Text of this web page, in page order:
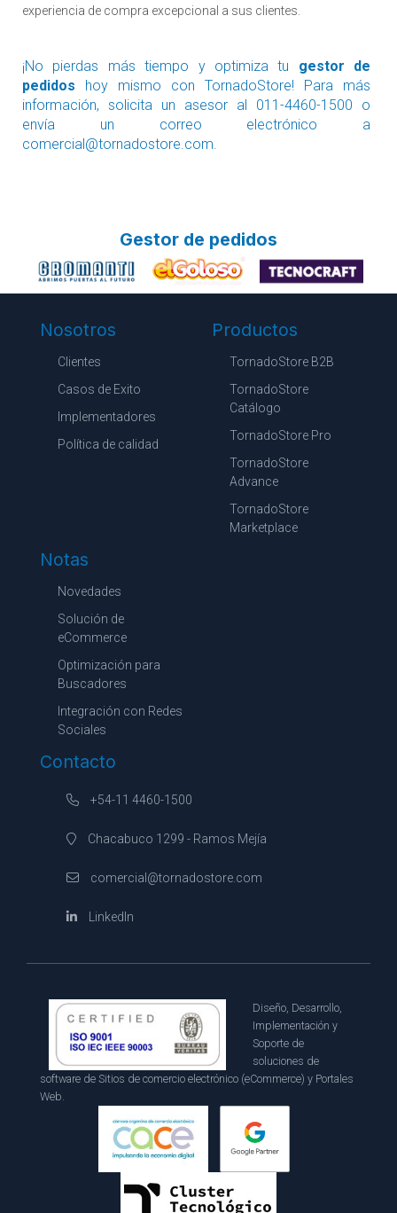
experiencia de compra excepcional a sus clientes.
¡No pierdas más tiempo y optimiza tu gestor de
pedidos hoy mismo con TornadoStore! Para más
información, solicita un asesor al 011-4460-1500 o
envía un correo electrónico a
comercial@tornadostore.com
Gestor de pedidos
Nosotros
Clientes
Casos de Exito
Implementadores
Política de calidad
Productos
TornadoStore B2B
TornadoStore
Catálogo
TornadoStore Pro
TornadoStore
Advance
TornadoStore
Marketplace
Notas
Novedades
Solución de
eCommerce
Optimización para
Buscadores
Integración con Redes
Sociales
Contacto
+54-11 4460-1500
Chacabuco 1299 - Ramos Mejía
comercial@tornadostore.com
LinkedIn
Diseño, Desarrollo,
Implementación y
Soporte de
soluciones de
software de Sitios de comercio electrónico (eCommerce) y Portales
Web.